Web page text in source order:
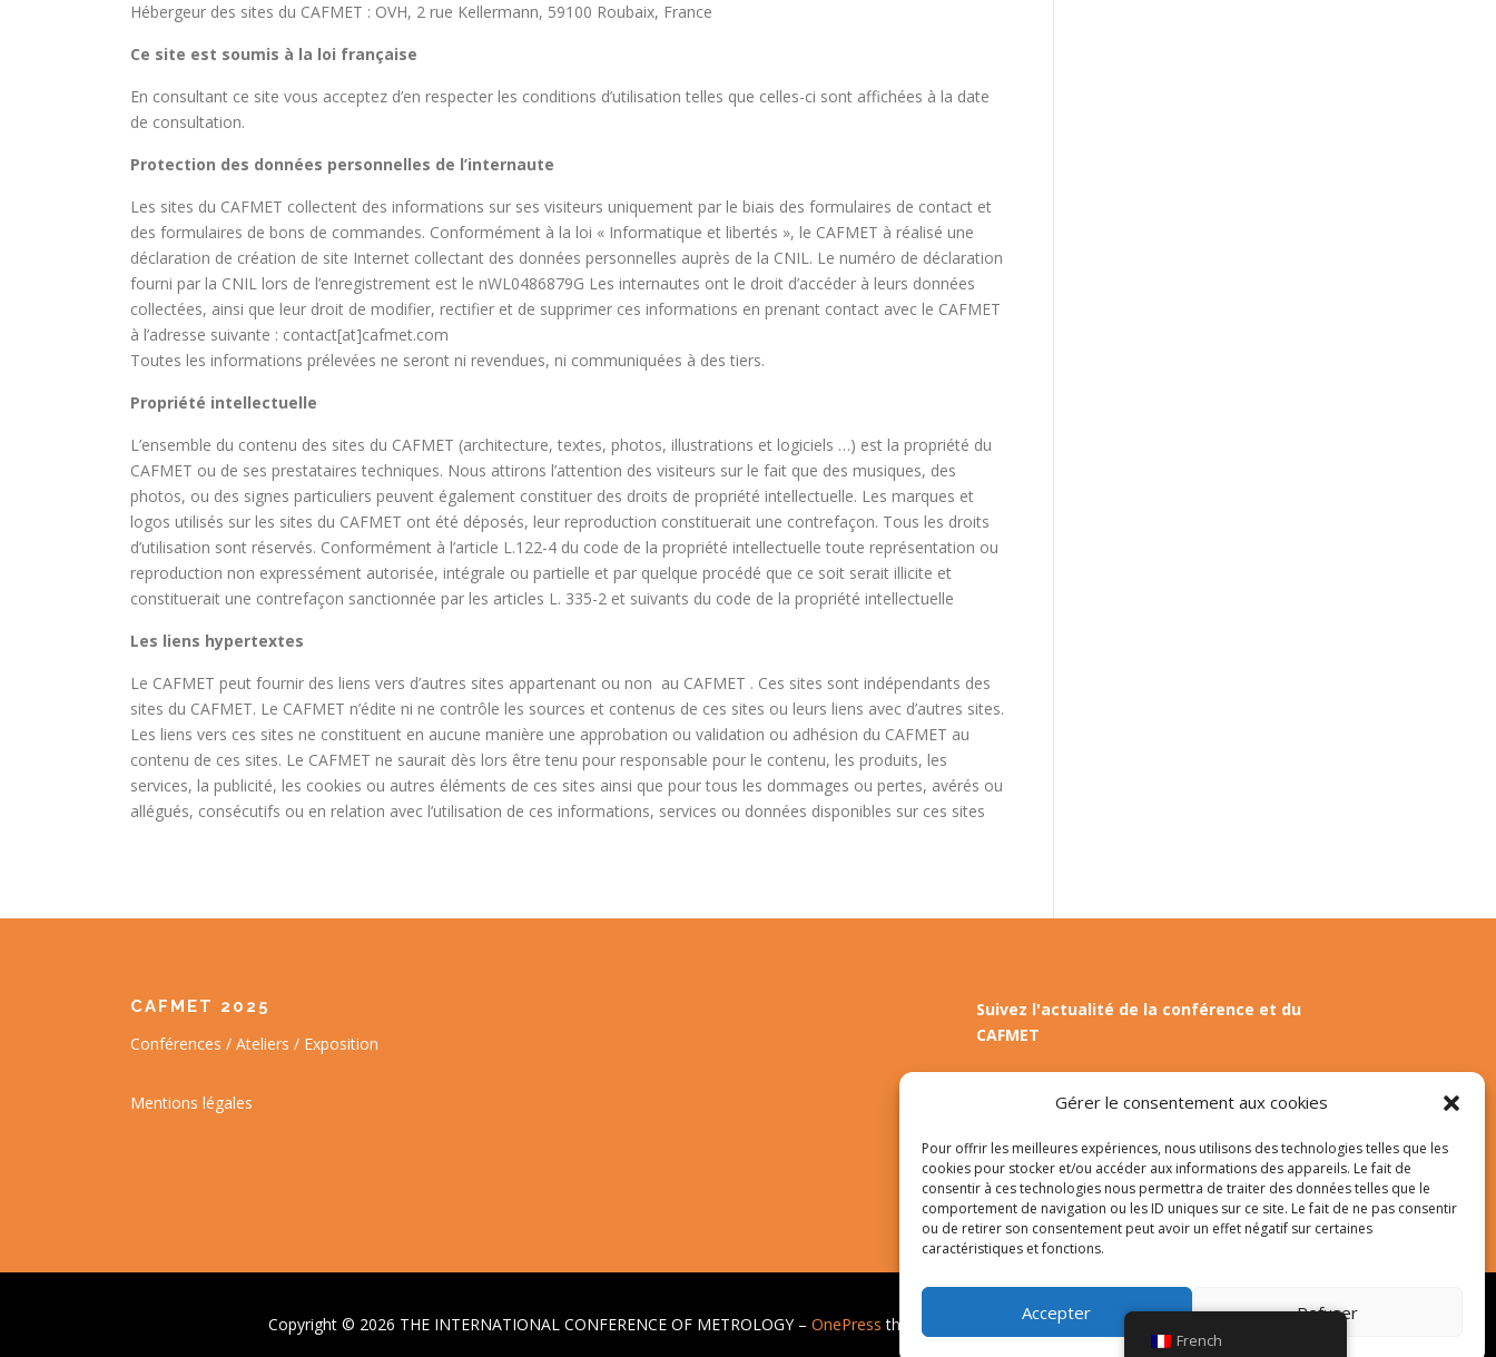
Gérer le consentement aux cookies
Pour offrir les meilleures expériences, nous utilisons des technologies telles que les
cookies pour stocker et/ou accéder aux informations des appareils. Le fait de
consentir à ces technologies nous permettra de traiter des données telles que le
comportement de navigation ou les ID uniques sur ce site. Le fait de ne pas consentir
ou de retirer son consentement peut avoir un effet négatif sur certaines
caractéristiques et fonctions.
Accepter Refuser
Hébergeur des sites du CAFMET : OVH, 2 rue Kellermann, 59100 Roubaix, France
Ce site est soumis à la loi française
En consultant ce site vous acceptez d’en respecter les conditions d’utilisation telles que celles-ci sont affichées à la date
de consultation.
Protection des données personnelles de l’internaute
Les sites du CAFMET collectent des informations sur ses visiteurs uniquement par le biais des formulaires de contact et
des formulaires de bons de commandes. Conformément à la loi « Informatique et libertés », le CAFMET à réalisé une
déclaration de création de site Internet collectant des données personnelles auprès de la CNIL. Le numéro de déclaration
fourni par la CNIL lors de l’enregistrement est le nWL0486879G Les internautes ont le droit d’accéder à leurs données
collectées, ainsi que leur droit de modifier, rectifier et de supprimer ces informations en prenant contact avec le CAFMET
à l’adresse suivante : contact[at]cafmet.com
Toutes les informations prélevées ne seront ni revendues, ni communiquées à des tiers.
Propriété intellectuelle
L’ensemble du contenu des sites du CAFMET (architecture, textes, photos, illustrations et logiciels …) est la propriété du
CAFMET ou de ses prestataires techniques. Nous attirons l’attention des visiteurs sur le fait que des musiques, des
photos, ou des signes particuliers peuvent également constituer des droits de propriété intellectuelle. Les marques et
logos utilisés sur les sites du CAFMET ont été déposés, leur reproduction constituerait une contrefaçon. Tous les droits
d’utilisation sont réservés. Conformément à l’article L.122-4 du code de la propriété intellectuelle toute représentation ou
reproduction non expressément autorisée, intégrale ou partielle et par quelque procédé que ce soit serait illicite et
constituerait une contrefaçon sanctionnée par les articles L. 335-2 et suivants du code de la propriété intellectuelle
Les liens hypertextes
Le CAFMET peut fournir des liens vers d’autres sites appartenant ou non au CAFMET . Ces sites sont indépendants des
sites du CAFMET. Le CAFMET n’édite ni ne contrôle les sources et contenus de ces sites ou leurs liens avec d’autres sites.
Les liens vers ces sites ne constituent en aucune manière une approbation ou validation ou adhésion du CAFMET au
contenu de ces sites. Le CAFMET ne saurait dès lors être tenu pour responsable pour le contenu, les produits, les
services, la publicité, les cookies ou autres éléments de ces sites ainsi que pour tous les dommages ou pertes, avérés ou
allégués, consécutifs ou en relation avec l’utilisation de ces informations, services ou données disponibles sur ces sites
CAFMET 2025
Conférences / Ateliers / Exposition
Mentions légales
Suivez l'actualité de la conférence et du
CAFMET
Copyright © 2026 THE INTERNATIONAL CONFERENCE OF METROLOGY – OnePress thème par FameThemes. Traduit par Wp Trads.
French